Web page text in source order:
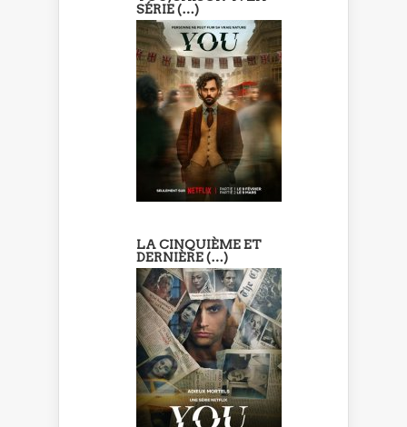
SÉRIE (…)
LA CINQUIÈME ET
DERNIÈRE (…)